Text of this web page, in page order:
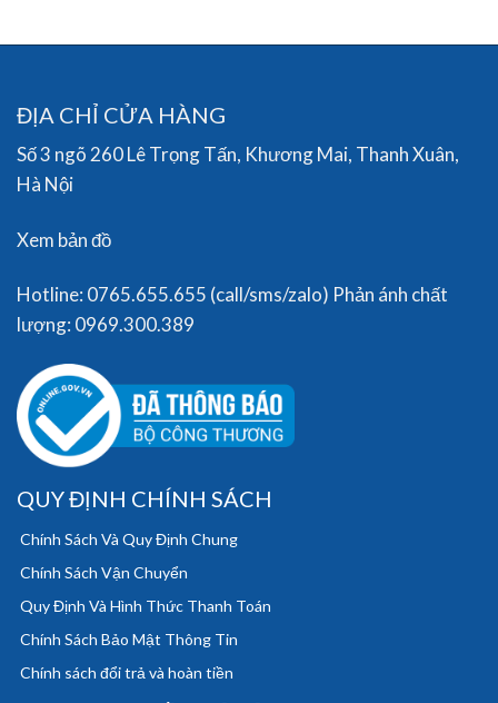
ĐỊA CHỈ CỬA HÀNG
Số 3 ngõ 260 Lê Trọng Tấn, Khương Mai, Thanh Xuân,
Hà Nội
Xem bản đồ
Hotline: 0765.655.655 (call/sms/zalo) Phản ánh chất
lượng: 0969.300.389
QUY ĐỊNH CHÍNH SÁCH
Chính Sách Và Quy Định Chung
Chính Sách Vận Chuyển
Quy Định Và Hình Thức Thanh Toán
Chính Sách Bảo Mật Thông Tin
Chính sách đổi trả và hoàn tiền